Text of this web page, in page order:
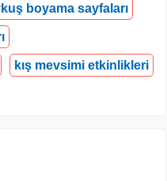
boyama sayfaları
kış mevsimi etkinlikleri